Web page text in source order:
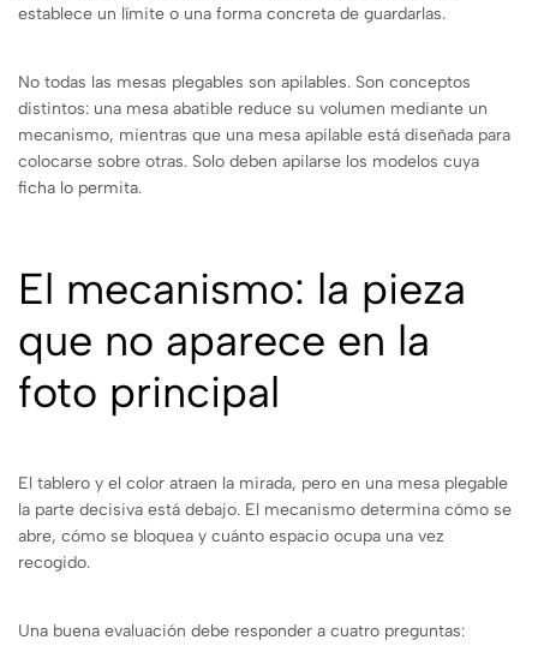
establece un límite o una forma concreta de guardarlas.
No todas las mesas plegables son apilables. Son conceptos
distintos: una mesa abatible reduce su volumen mediante un
mecanismo, mientras que una mesa apilable está diseñada para
colocarse sobre otras. Solo deben apilarse los modelos cuya
ficha lo permita.
El mecanismo: la pieza
que no aparece en la
foto principal
El tablero y el color atraen la mirada, pero en una mesa plegable
la parte decisiva está debajo. El mecanismo determina cómo se
abre, cómo se bloquea y cuánto espacio ocupa una vez
recogido.
Una buena evaluación debe responder a cuatro preguntas: